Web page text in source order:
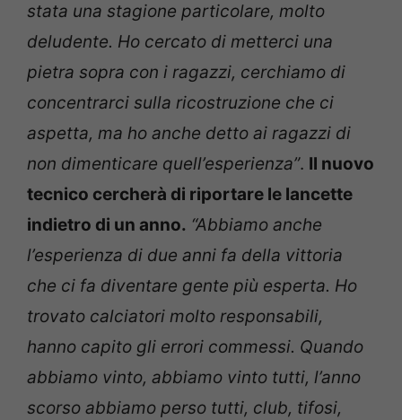
stata una stagione particolare, molto
deludente. Ho cercato di metterci una
pietra sopra con i ragazzi, cerchiamo di
concentrarci sulla ricostruzione che ci
aspetta, ma ho anche detto ai ragazzi di
non dimenticare quell’esperienza”. Il nuovo
tecnico cercherà di riportare le lancette
indietro di un anno. “Abbiamo anche
l’esperienza di due anni fa della vittoria
che ci fa diventare gente più esperta. Ho
trovato calciatori molto responsabili,
hanno capito gli errori commessi. Quando
abbiamo vinto, abbiamo vinto tutti, l’anno
scorso abbiamo perso tutti, club, tifosi,